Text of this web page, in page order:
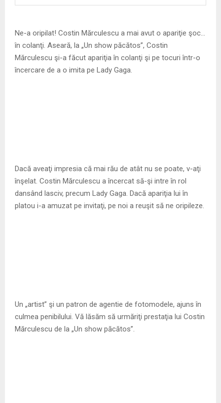
E
N
Ne-a oripilat! Costin Mărculescu a mai avut o apariţie şoc…
în colanţi. Aseară, la „Un show păcătos”, Costin
Mărculescu şi-a făcut apariţia în colanţi şi pe tocuri într-o
încercare de a o imita pe Lady Gaga.
Dacă aveaţi impresia că mai rău de atât nu se poate, v-aţi
înşelat. Costin Mărculescu a încercat să-şi intre în rol
dansând lasciv, precum Lady Gaga. Dacă apariţia lui în
platou i-a amuzat pe invitaţi, pe noi a reuşit să ne oripileze.
Un „artist” şi un patron de agentie de fotomodele, ajuns în
culmea penibilului. Vă lăsăm să urmăriţi prestaţia lui Costin
Mărculescu de la „Un show păcătos”.